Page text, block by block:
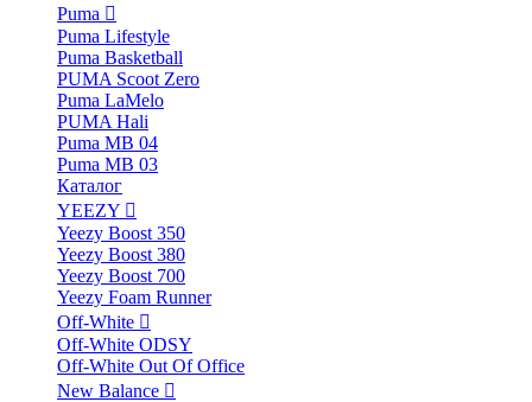
Puma
Puma Lifestyle
Puma Basketball
PUMA Scoot Zero
Puma LaMelo
PUMA Hali
Puma MB 04
Puma MB 03
Каталог
YEEZY
Yeezy Boost 350
Yeezy Boost 380
Yeezy Boost 700
Yeezy Foam Runner
Off-White
Off-White ODSY
Off-White Out Of Office
New Balance